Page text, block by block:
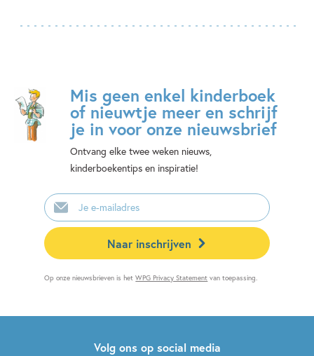
Mis geen enkel kinderboek
of nieuwtje meer en schrijf
je in voor onze nieuwsbrief
Ontvang elke twee weken nieuws,
kinderboekentips en inspiratie!
E-
mailadres
Naar inschrijven
Op onze nieuwsbrieven is hetWPG Privacy Statement van toepassing.
Volg ons op social media